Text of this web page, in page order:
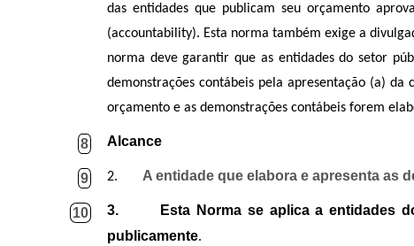
das entidades que publicam seu orçamento
(accountability). Esta norma também exige a
norma deve garantir que as entidades do setor
demonstrações contábeis pela apresentação (a)
orçamento e as demonstrações contábeis forem
8 Alcance
9 2. A entidade que elabora e apresenta as
10 3.
Esta Norma se aplica a entidades
publicamente.